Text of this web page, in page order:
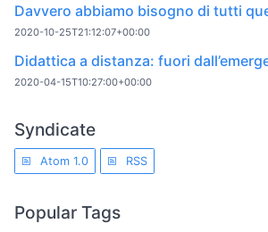
Davvero abbiamo bisogno di tutti
2020-10-25T21:12:07+00:00
Didattica a distanza: fuori
2020-04-15T10:27:00+00:00
Syndicate
Atom 1.0 RSS
Popular Tags